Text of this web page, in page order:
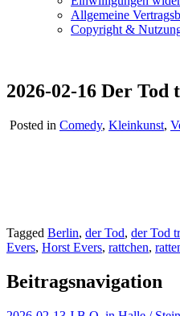
Allgemeine
Copyright &
2026-02-16 Der
Posted in Comedy, Kleinkunst,
Tagged Berlin, der Tod, der Tod
Evers, Horst Evers, rattchen,
Beitragsnavigation